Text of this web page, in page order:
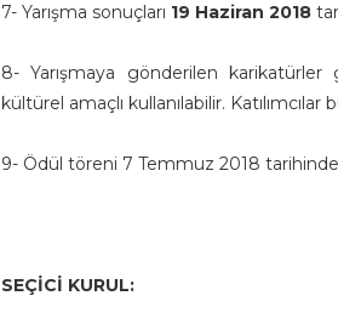
7- Yarışma sonuçları 19 Haziran 2018
8- Yarışmaya gönderilen
kültürel amaçlı kullanılabilir. Katılımcılar
9- Ödül töreni 7 Temmuz 2018 tarihinde
SEÇİCİ KURUL: